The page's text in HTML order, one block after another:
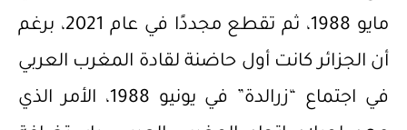
مايو 1988، ثم تقطع مجددًا في عام 2021، برغم
أن الجزائر كانت أول حاضنة لقادة المغرب العربي
في اجتماع “زرالدة” في يونيو 1988، الأمر الذي